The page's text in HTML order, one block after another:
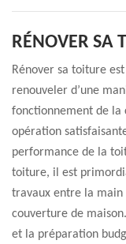
RÉNOVER SA
Rénover sa toiture
renouveler d’une
fonctionnement de la
opération
performance de la
toiture, il est
travaux entre la main
couverture de
et la préparation